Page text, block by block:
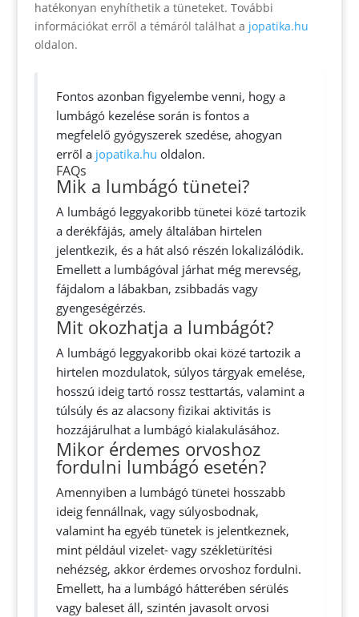
hatékonyan enyhíthetik a tüneteket. További
információkat erről a témáról találhat a jopatika.hu
oldalon.
Fontos azonban figyelembe venni, hogy a
lumbágó kezelése során is fontos a
megfelelő gyógyszerek szedése, ahogyan
erről a jopatika.hu oldalon.
FAQs
Mik a lumbágó tünetei?
A lumbágó leggyakoribb tünetei közé tartozik
a derékfájás, amely általában hirtelen
jelentkezik, és a hát alsó részén lokalizálódik.
Emellett a lumbágóval járhat még merevség,
fájdalom a lábakban, zsibbadás vagy
gyengeségérzés.
Mit okozhatja a lumbágót?
A lumbágó leggyakoribb okai közé tartozik a
hirtelen mozdulatok, súlyos tárgyak emelése,
hosszú ideig tartó rossz testtartás, valamint a
túlsúly és az alacsony fizikai aktivitás is
hozzájárulhat a lumbágó kialakulásához.
Mikor érdemes orvoshoz
fordulni lumbágó esetén?
Amennyiben a lumbágó tünetei hosszabb
ideig fennállnak, vagy súlyosbodnak,
valamint ha egyéb tünetek is jelentkeznek,
mint például vizelet- vagy székletürítési
nehézség, akkor érdemes orvoshoz fordulni.
Emellett, ha a lumbágó hátterében sérülés
vagy baleset áll, szintén javasolt orvosi